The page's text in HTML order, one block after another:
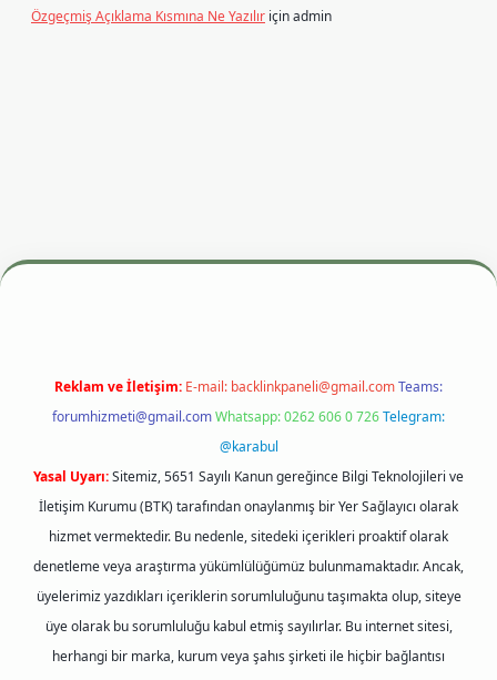
Özgeçmiş Açıklama Kısmına Ne Yazılır içinadmin
betexper.xyzm elexbet
Reklam ve İletişim: E-mail: backlinkpaneli@gmail.comTeams:
forumhizmeti@gmail.comWhatsapp: 0262 606 0 726Telegram:
@karabul
Yasal Uyarı:Sitemiz, 5651 Sayılı Kanun gereğince Bilgi Teknolojileri ve
İletişim Kurumu (BTK) tarafından onaylanmış bir Yer Sağlayıcı olarak
hizmet vermektedir. Bu nedenle, sitedeki içerikleri proaktif olarak
denetleme veya araştırma yükümlülüğümüz bulunmamaktadır. Ancak,
üyelerimiz yazdıkları içeriklerin sorumluluğunu taşımakta olup, siteye
üye olarak bu sorumluluğu kabul etmiş sayılırlar. Bu internet sitesi,
herhangi bir marka, kurum veya şahıs şirketi ile hiçbir bağlantısı